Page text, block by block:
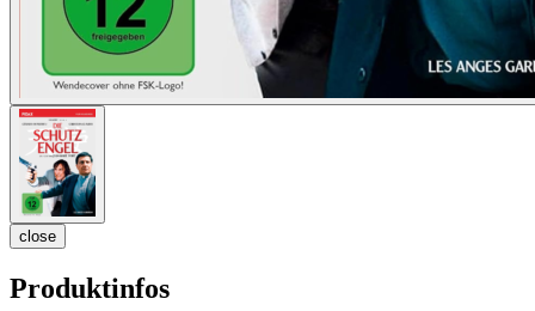
close
Produktinfos